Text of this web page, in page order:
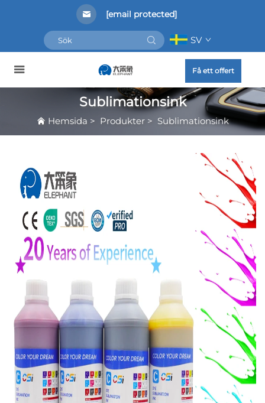
[email protected]
SV
Få ett offert
Sublimationsink
Hemsida > Produkter> Sublimationsink